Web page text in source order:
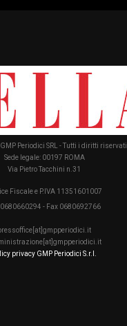
Periodici SRL - Tutti i diritti riservati
Sede legale: 00197 ROMA
Via Pietro Tacchini n.31
Fiscale e P.IVA 11351601007
0680660294 - Fax 0680692766
privacy GMP Periodici S.r.l.